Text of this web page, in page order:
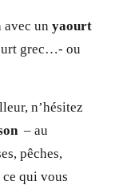
avec un yaourt
grec…- ou
n’hésitez
– au
pêches,
qui vous